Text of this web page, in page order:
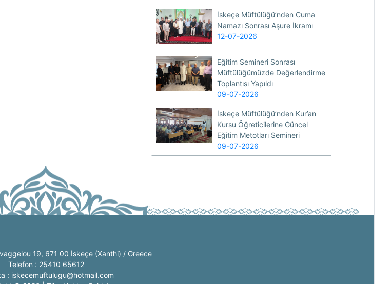
İskeçe Müftülüğü’nden Cuma
Namazı Sonrası Aşure İkramı
12-07-2026
Eğitim Semineri Sonrası
Müftülüğümüzde Değerlendirme
Toplantısı Yapıldı
09-07-2026
İskeçe Müftülüğü’nden Kur’an
Kursu Öğreticilerine Güncel
Eğitim Metotları Semineri
09-07-2026
19, 671 00 İskeçe (Xanthi) / Greece
Telefon : 25410 65612
: iskecemuftulugu@hotmail.com